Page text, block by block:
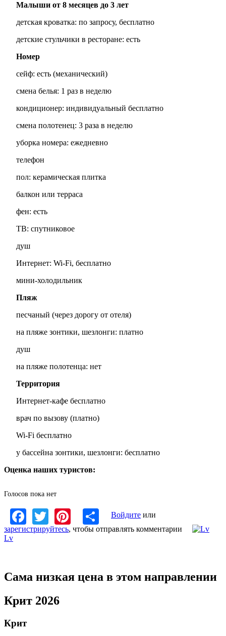
Малыши от 8 месяцев до 3 лет
детская кроватка: по запросу, бесплатно
детские стульчики в ресторане: есть
Номер
сейф: есть (механический)
смена белья: 1 раз в неделю
кондиционер: индивидуальный бесплатно
смена полотенец: 3 раза в неделю
уборка номера: ежедневно
телефон
пол: керамическая плитка
балкон или терраса
фен: есть
ТВ: спутниковое
душ
Интернет: Wi-Fi, бесплатно
мини-холодильник
Пляж
песчаный (через дорогу от отеля)
на пляже зонтики, шезлонги: платно
душ
на пляже полотенца: нет
Территория
Интернет-кафе бесплатно
врач по вызову (платно)
Wi-Fi бесплатно
у бассейна зонтики, шезлонги: бесплатно
Оценка наших туристов:
Голосов пока нет
Facebook
TwitterPinterest
Share
Войдите или
зарегистрируйтесь, чтобы отправлять комментарии
Lv
Сама низкая цена в этом направлении
Крит 2026
Крит